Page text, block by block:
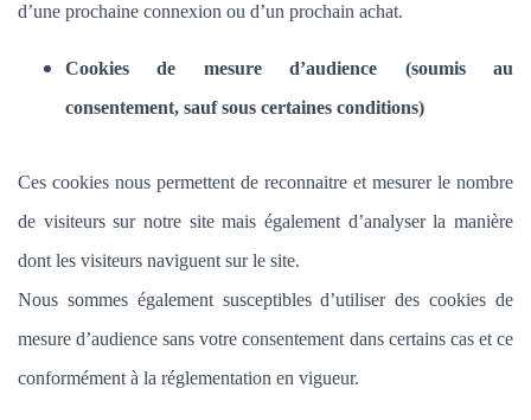
d’une prochaine connexion ou d’un prochain achat.
Cookies de mesure d’audience (soumis au
consentement, sauf sous certaines conditions)
Ces cookies nous permettent de reconnaitre et mesurer le nombre
de visiteurs sur notre site mais également d’analyser la manière
dont les visiteurs naviguent sur le site.
Nous sommes également susceptibles d’utiliser des cookies de
mesure d’audience sans votre consentement dans certains cas et ce
conformément à la réglementation en vigueur.